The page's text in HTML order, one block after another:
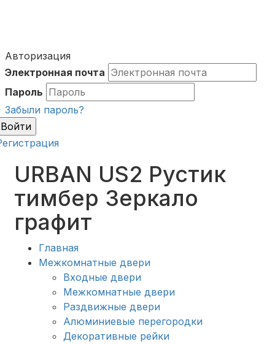
Авторизация
Электронная почта
Пароль
Забыли пароль?
Войти
URBAN US2 Рустик
тимбер Зеркало
графит
Главная
Межкомнатные двери
Входные двери
Межкомнатные двери
Раздвижные двери
Алюминиевые перегородки
Декоративные рейки